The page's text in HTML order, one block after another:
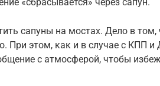
сапуны на мостах. Дело в том,
При этом, как и в случае с КПП и
с атмосферой, чтобы